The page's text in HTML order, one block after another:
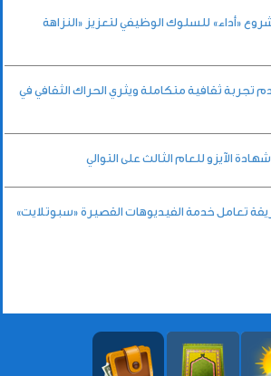
«أداء» للسلوك الوظيفي لتعزيز «النزاهة
تجربة ثقافية متكاملة ويثري الحراك الثقافي في
الآيزو للعام الثالث على التوالي
تعامل خدمة الفيديوهات القصيرة «سبوتلايت»